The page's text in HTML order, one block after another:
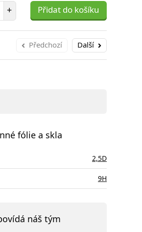
položek
+ Přidat do košíku
Předchozí Další
fólie a skla
2,5D
9H
náš tým